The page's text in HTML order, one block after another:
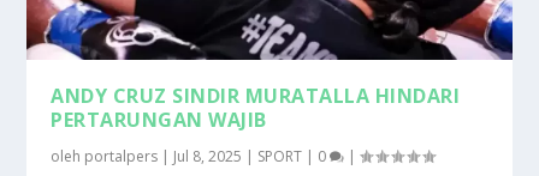
ANDY CRUZ SINDIR MURATALLA HINDARI
PERTARUNGAN WAJIB
oleh portalpers | Jul 8, 2025 | SPORT | 0 |